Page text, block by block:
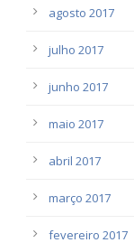
agosto 2017
julho 2017
junho 2017
maio 2017
abril 2017
março 2017
fevereiro 2017